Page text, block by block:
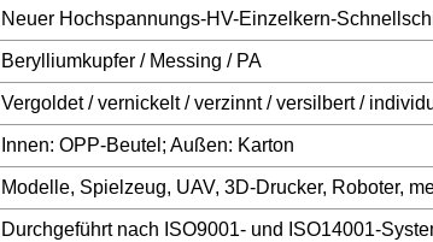
Neuer Hochspannungs-HV-Einzelkern-
Berylliumkupfer / Messing / PA
Vergoldet / vernickelt / verzinnt / versilbert /
Innen: OPP-Beutel; Außen: Karton
Modelle, Spielzeug, UAV, 3D-Drucker, Roboter,
Durchgeführt nach ISO9001- und ISO14001-